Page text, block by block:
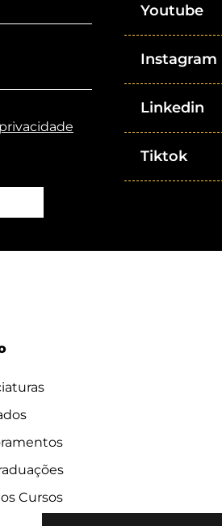
Youtube
Instagram
Linkedin
Tiktok
Cursos